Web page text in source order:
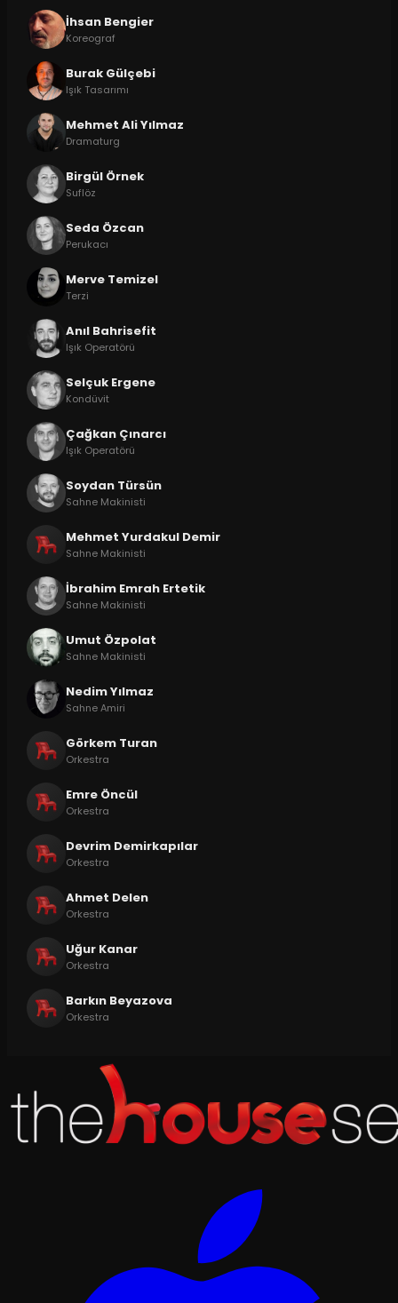
İhsan Bengier
Koreograf
Burak Gülçebi
Işık Tasarımı
Mehmet Ali Yılmaz
Dramaturg
Birgül Örnek
Suflöz
Seda Özcan
Perukacı
Merve Temizel
Terzi
Anıl Bahrisefit
Işık Operatörü
Selçuk Ergene
Kondüvit
Çağkan Çınarcı
Işık Operatörü
Soydan Türsün
Sahne Makinisti
Mehmet Yurdakul Demir
Sahne Makinisti
İbrahim Emrah Ertetik
Sahne Makinisti
Umut Özpolat
Sahne Makinisti
Nedim Yılmaz
Sahne Amiri
Görkem Turan
Orkestra
Emre Öncül
Orkestra
Devrim Demirkapılar
Orkestra
Ahmet Delen
Orkestra
Uğur Kanar
Orkestra
Barkın Beyazova
Orkestra